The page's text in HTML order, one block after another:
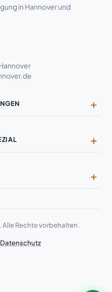
in Hannover und
Rechte vorbehalten.
Datenschutz